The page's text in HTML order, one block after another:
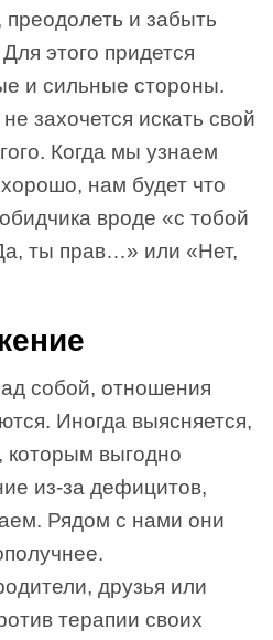
преодолеть и забыть
этого придется
и сильные стороны.
захочется искать свой
Когда мы узнаем
нам будет что
вроде «с тобой
ты прав…» или «Нет,
собой, отношения
Иногда выясняется,
которым выгодно
из-за дефицитов,
Рядом с нами они
друзья или
терапии своих